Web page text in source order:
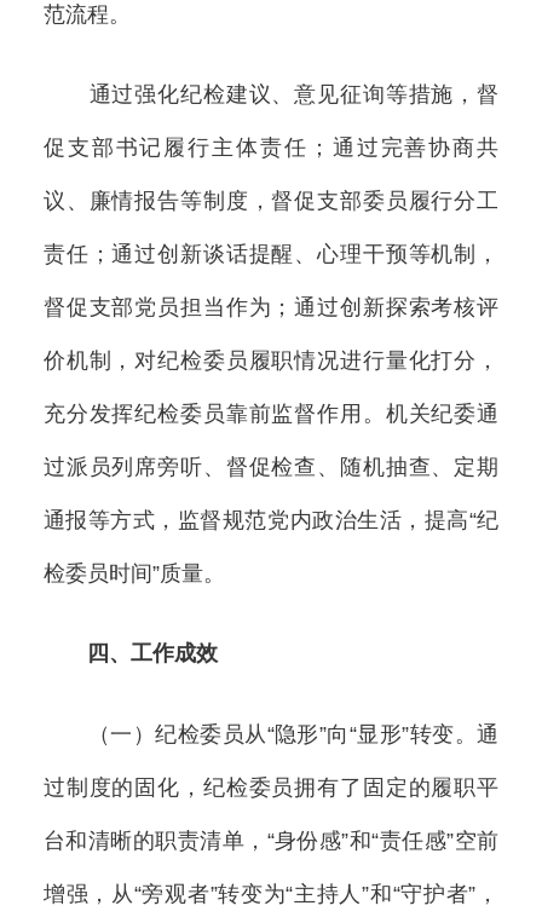
范流程。
通过强化纪检建议、意见征询等措施，督
促支部书记履行主体责任；通过完善协商共
议、廉情报告等制度，督促支部委员履行分工
责任；通过创新谈话提醒、心理干预等机制，
督促支部党员担当作为；通过创新探索考核评
价机制，对纪检委员履职情况进行量化打分，
充分发挥纪检委员靠前监督作用。机关纪委通
过派员列席旁听、督促检查、随机抽查、定期
通报等方式，监督规范党内政治生活，提高“纪
检委员时间”质量。
四、工作成效
（一）纪检委员从“隐形”向“显形”转变。通
过制度的固化，纪检委员拥有了固定的履职平
台和清晰的职责清单，“身份感”和“责任感”空前
增强，从“旁观者”转变为“主持人”和“守护者”，